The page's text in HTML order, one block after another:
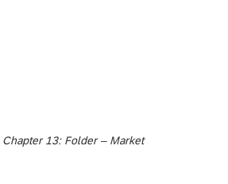
Chapter 13: Folder – Market